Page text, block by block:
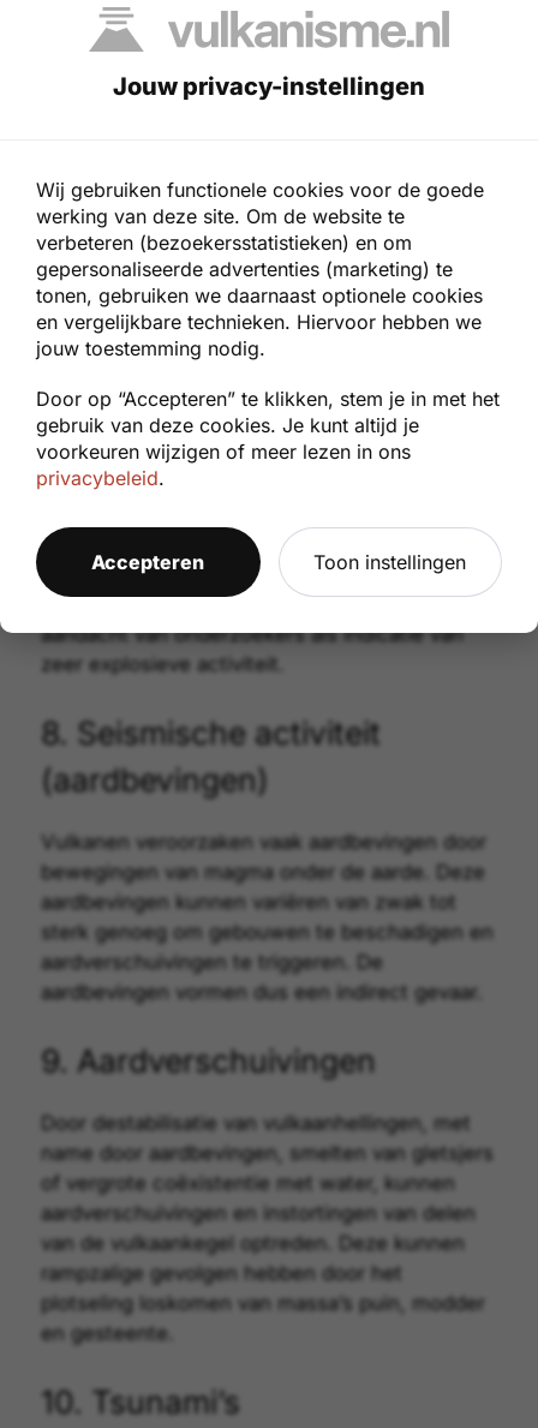
tijdens zware erupties, zoals bij Mont Pelée
(1902) enKrakatau(1883).
6. Explosieve projectielen
gesteentestukken (bommen) en lavablokken
meters ver worden weggeslingerd. Deze
projectielen vormen directe fysieke dreiging
voor mensen en gebouwen in de nabijheid van
de vulkaan en kunnen leiden tot ernstig letsel
of de dood.
7. Vulkanische bliksem
Tijdens een eruptie kunnen elektrische
doordat duizenden asdeeltjes langs elkaar
bewegen. Deze bliksems vormen brandgevaar
in de vulkanische omgeving en trekken de
aandacht van onderzoekers als indicatie van
zeer explosieve activiteit.
8. Seismische activiteit
(aardbevingen)
Vulkanen veroorzaken vaak aardbevingen door
bewegingen van magma onder de aarde. Deze
aardbevingen kunnen variëren van zwak tot
sterk genoeg om gebouwen te beschadigen en
aardverschuivingen te triggeren. De
aardbevingen vormen dus een indirect gevaar.
9. Aardverschuivingen
Door destabilisatie van vulkaanhellingen, met
name door aardbevingen, smelten van gletsjers
of vergrote coëxistentie met water, kunnen
aardverschuivingen en instortingen van delen
van de vulkaankegel optreden. Deze kunnen
rampzalige gevolgen hebben door het
plotseling loskomen van massa’s puin, modder
en gesteente.
10. Tsunami’s
Jouw privacy-instellingen
Wij gebruiken functionele cookies voor de goede
werking van deze site. Om de website te
verbeteren (bezoekersstatistieken) en om
gepersonaliseerde advertenties (marketing) te
tonen, gebruiken we daarnaast optionele cookies
en vergelijkbare technieken. Hiervoor hebben we
jouw toestemming nodig.
Door op “Accepteren” te klikken, stem je in met het
gebruik van deze cookies. Je kunt altijd je
voorkeuren wijzigen of meer lezen in ons
privacybeleid.
Accepteren Toon instellingen